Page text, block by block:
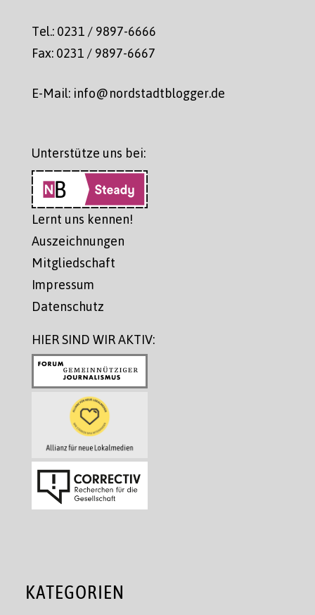
Tel.: 0231 / 9897-6666
Fax: 0231 / 9897-6667
E-Mail: info@nordstadtblogger.de
Unterstütze uns bei:
Lernt uns kennen!
Auszeichnungen
Mitgliedschaft
Impressum
Datenschutz
HIER SIND WIR AKTIV:
KATEGORIEN